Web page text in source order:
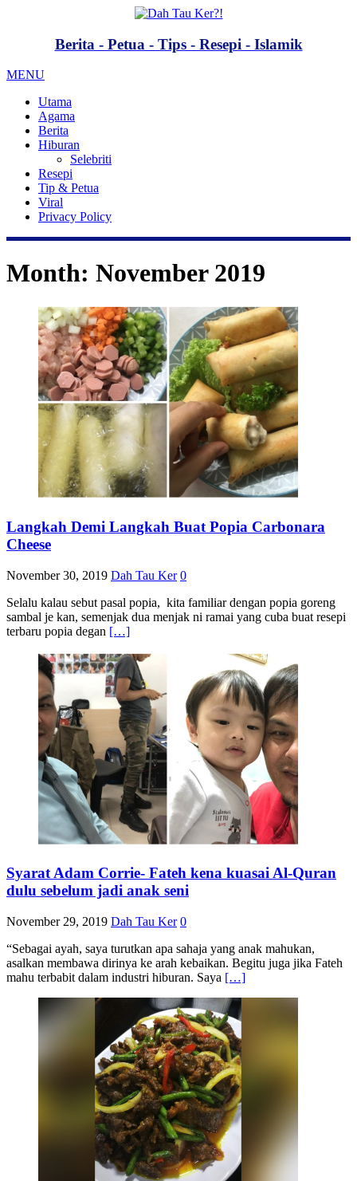
Berita - Petua - Tips - Resepi - Islamik
MENU
Utama
Agama
Berita
Hiburan
Selebriti
Resepi
Tip & Petua
Viral
Privacy Policy
Month: November 2019
Langkah Demi Langkah Buat Popia Carbonara
Cheese
November 30, 2019 Dah Tau Ker 0
Selalu kalau sebut pasal popia, kita familiar dengan popia goreng
sambal je kan, semenjak dua menjak ni ramai yang cuba buat resepi
terbaru popia degan […]
Syarat Adam Corrie- Fateh kena kuasai Al-Quran
dulu sebelum jadi anak seni
November 29, 2019 Dah Tau Ker 0
“Sebagai ayah, saya turutkan apa sahaja yang anak mahukan,
asalkan membawa dirinya ke arah kebaikan. Begitu juga jika Fateh
mahu terbabit dalam industri hiburan. Saya […]